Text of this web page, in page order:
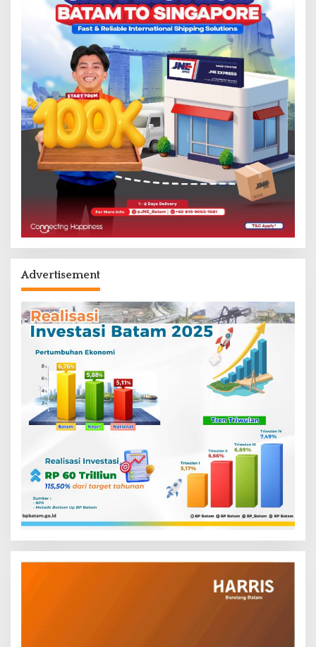
Advertisement